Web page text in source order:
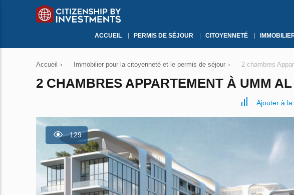
ACCUEIL PERMIS DE SÉJOUR CITOYENNETÉ
Accueil › Immobilier pour la citoyenneté et le permis de séjour › 2 chambres
2 CHAMBRES APPARTEMENT À UMM
Ajouter à
129